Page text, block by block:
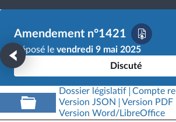
Amendement n°1421
Déposé le vendredi 9 mai 2025
Discuté
Dossier législatif Compte
Version JSON
Version PDF
Version Word/LibreOffice